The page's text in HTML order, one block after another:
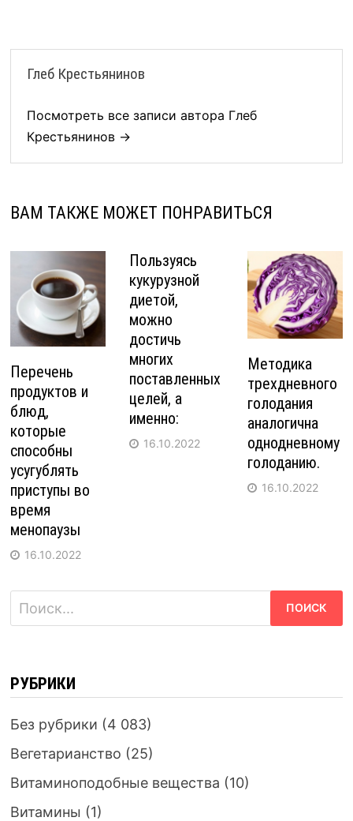
Глеб Крестьянинов
Посмотреть все записи автора Глеб
Крестьянинов →
ВАМ ТАКЖЕ МОЖЕТ ПОНРАВИТЬСЯ
Перечень
продуктов и
блюд,
которые
способны
усугублять
приступы во
время
менопаузы
16.10.2022
Пользуясь
кукурузной
диетой,
можно
достичь
многих
поставленных
целей, а
именно:
16.10.2022
Методика
трехдневного
голодания
аналогична
однодневному
голоданию.
16.10.2022
Найти:
РУБРИКИ
Без рубрики (4 083)
Вегетарианство (25)
Витаминоподобные вещества (10)
Витамины (1)